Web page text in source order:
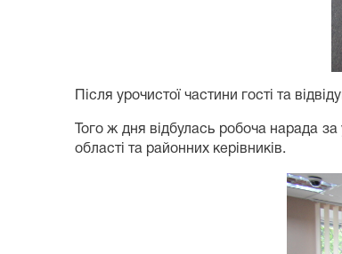
Після урочистої частини гості та
Того ж дня відбулась робоча нарада за
області та районних керівників.